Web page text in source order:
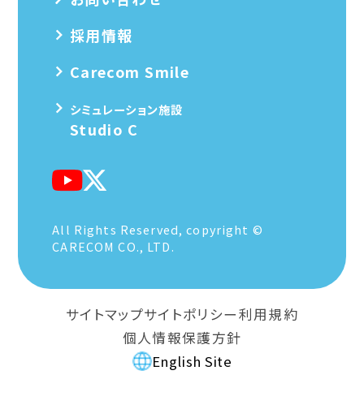
採用情報
Carecom Smile
シミュレーション施設
Studio C
All Rights Reserved, copyright ©
CARECOM CO., LTD.
サイトマップサイトポリシー利用規約
個人情報保護方針
English Site